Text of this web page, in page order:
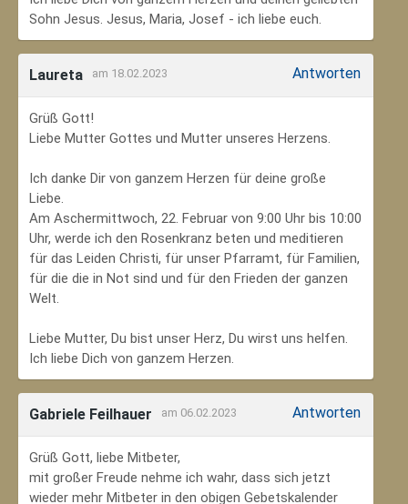
Sohn Jesus. Jesus, Maria, Josef - ich liebe euch.
Laureta am 18.02.2023 Antworten
Grüß Gott!
Liebe Mutter Gottes und Mutter unseres Herzens.
Ich danke Dir von ganzem Herzen für deine große
Liebe.
Am Aschermittwoch, 22. Februar von 9:00 Uhr bis 10:00
Uhr, werde ich den Rosenkranz beten und meditieren
für das Leiden Christi, für unser Pfarramt, für Familien,
für die die in Not sind und für den Frieden der ganzen
Welt.
Liebe Mutter, Du bist unser Herz, Du wirst uns helfen.
Ich liebe Dich von ganzem Herzen.
Gabriele Feilhauer am 06.02.2023 Antworten
Grüß Gott, liebe Mitbeter,
mit großer Freude nehme ich wahr, dass sich jetzt
wieder mehr Mitbeter in den obigen Gebetskalender